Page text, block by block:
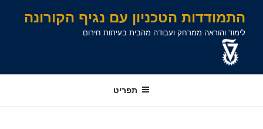
לתוכן
לניווט
לתוכןהתמודדות הטכניון עם נגיף הקורונה
לימוד והוראה ממרחק ועבודה מהבית בעיתות חירום
תפריט